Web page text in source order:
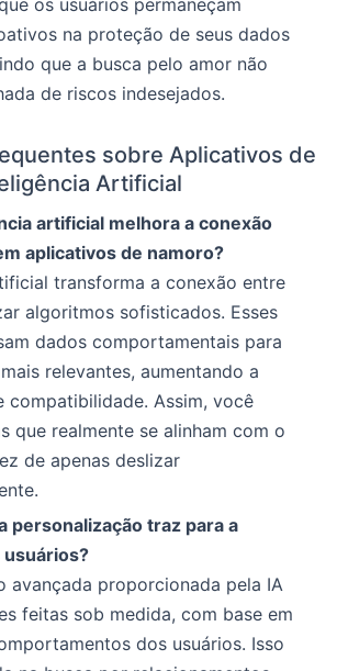
os usuários permaneçam
na proteção de seus dados
que a busca pelo amor não
de riscos indesejados.
sobre Aplicativos de
Artificial
artificial melhora a conexão
aplicativos de namoro?
transforma a conexão entre
algoritmos sofisticados. Esses
dados comportamentais para
relevantes, aumentando a
compatibilidade. Assim, você
que realmente se alinham com o
de apenas deslizar
personalização traz para a
avançada proporcionada pela IA
feitas sob medida, com base em
dos usuários. Isso